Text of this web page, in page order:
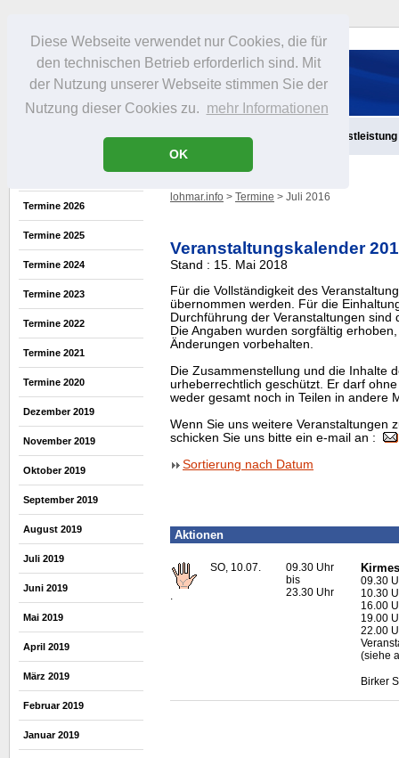
Diese Webseite verwendet nur Cookies, die für
den technischen Betrieb erforderlich sind. Mit
der Nutzung unserer Webseite stimmen Sie der
Nutzung dieser Cookies zu. mehr Informationen
OK
Infos Freizeit Gastronomie Dienstleistung
Termine 2026
Termine 2025
Termine 2024
Termine 2023
Termine 2022
Termine 2021
Termine 2020
Dezember 2019
November 2019
Oktober 2019
September 2019
August 2019
Juli 2019
Juni 2019
Mai 2019
April 2019
März 2019
Februar 2019
Januar 2019
lohmar.info > Termine > Juli 2016
Veranstaltungskalender
Stand : 15. Mai 2018
Für die Vollständigkeit des
übernommen werden. Für die
Durchführung der Veranstaltungen sind
Die Angaben wurden sorgfältig
Änderungen vorbehalten.
Die Zusammenstellung und die Inhalte
urheberrechtlich geschützt. Er darf
weder gesamt noch in Teilen in andere
Wenn Sie uns weitere Veranstaltungen
schicken Sie uns bitte ein e-mail an :
Sortierung nach Datum
Aktionen
.
SO, 10.07.
09.30 Uhr
bis
23.30 Uhr
09.30
10.30
16.00
19.00
22.00
(siehe
Birker